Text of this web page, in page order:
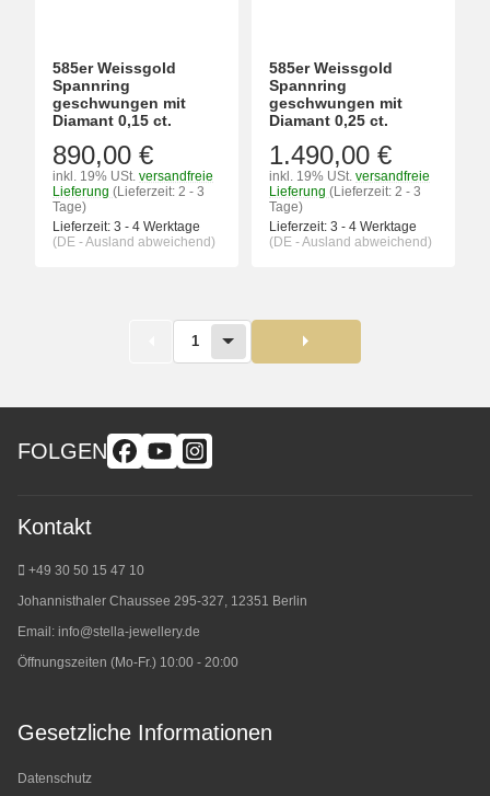
585er Weissgold
Spannring
geschwungen mit
Diamant 0,15 ct.
890,00 €
inkl. 19% USt. versandfreie
Lieferung (Lieferzeit: 2 - 3
Tage)
Lieferzeit: 3 - 4 Werktage
(DE - Ausland abweichend)
585er Weissgold
Spannring
geschwungen mit
Diamant 0,25 ct.
1.490,00 €
inkl. 19% USt. versandfreie
Lieferung (Lieferzeit: 2 - 3
Tage)
Lieferzeit: 3 - 4 Werktage
(DE - Ausland abweichend)
1
FOLGEN
Kontakt
+49 30 50 15 47 10
Johannisthaler Chaussee 295-327, 12351 Berlin
Email: info@stella-jewellery.de
Öffnungszeiten (Mo-Fr.) 10:00 - 20:00
Gesetzliche Informationen
Datenschutz